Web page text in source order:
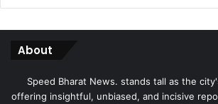
About
Speed Bharat News. stands tall as the
offering insightful, unbiased, and incisive